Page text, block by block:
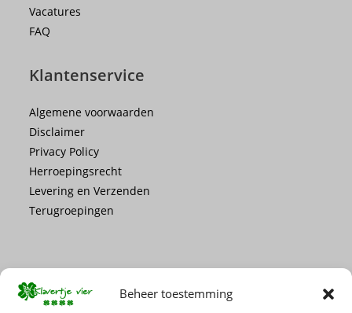
Beheer toestemming
Vacatures
FAQ
Klantenservice
Algemene voorwaarden
Disclaimer
Privacy Policy
Herroepingsrecht
Levering en Verzenden
Terugroepingen